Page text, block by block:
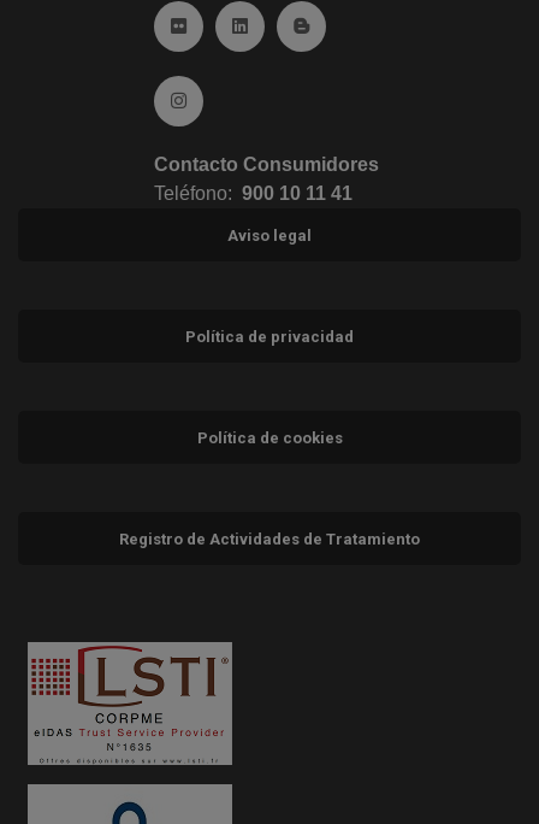
Ir a Flickr (abre en ventana nueva)
Ir a Linkedin (abre en ventana nueva)
Ir al Blog (abre en ventana
Ir a Instagram (abre en ventana nueva)
Contacto Consumidores
Teléfono: 900 10 11 41
Aviso legal
Política de privacidad
Política de cookies
Registro de Actividades de Tratamiento